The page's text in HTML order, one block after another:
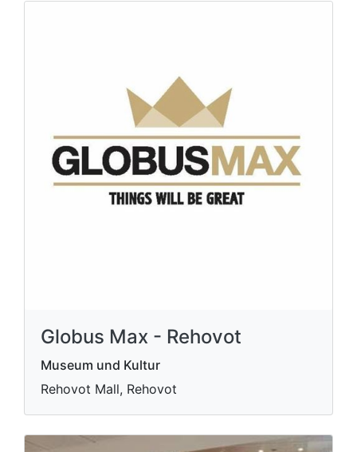
Globus Max - Rehovot
Museum und Kultur
Rehovot Mall, Rehovot